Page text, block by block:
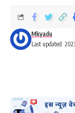
Last updated:
Mkyadu